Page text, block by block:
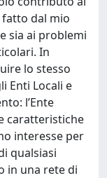
dal mio
sia ai problemi
In
lo stesso
Enti Locali e
l’Ente
caratteristiche
interesse per
qualsiasi
in una rete di